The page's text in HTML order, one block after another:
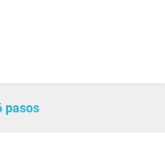
pasos